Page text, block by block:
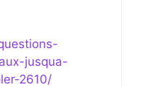
jusqua-
2610/